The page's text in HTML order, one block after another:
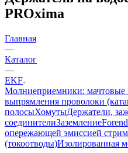
PROxima
Главная
—
Каталог
—
EKF
Молниеприемники: мачтовые
выпрямления проволоки
полосыХомутыДержатели,
соединителиЗаземление
опережающей эмиссией
(токоотводы)Изолированная